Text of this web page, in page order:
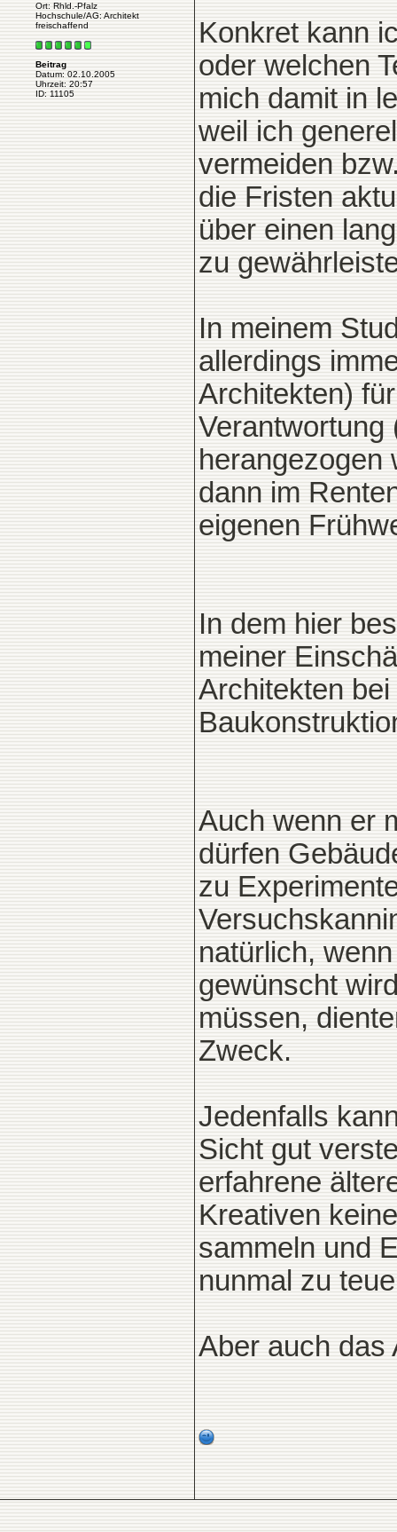
Ort: Rhld.-Pfalz
Hochschule/AG: Architekt
freischaffend
Beitrag
Datum: 02.10.2005
Uhrzeit: 20:57
ID: 11105
Konkret kann
oder welchen
mich damit in
weil ich
vermeiden
die Fristen
über einen
zu
In meinem
allerdings
Architekten)
Verantwortung
herangezogen
dann im
eigenen
In dem hier
meiner
Architekten
Auch wenn er
dürfen
zu
natürlich,
gewünscht
müssen,
Zweck.
Jedenfalls
Sicht gut
erfahrene
Kreativen
sammeln und
nunmal zu
Aber auch das